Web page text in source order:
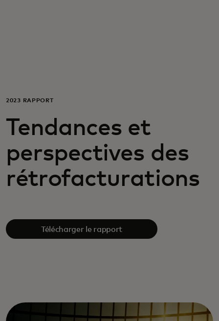
Actualités et tendances
2023 RAPPORT
Tendances et
perspectives des
rétrofacturations
Télécharger le rapport